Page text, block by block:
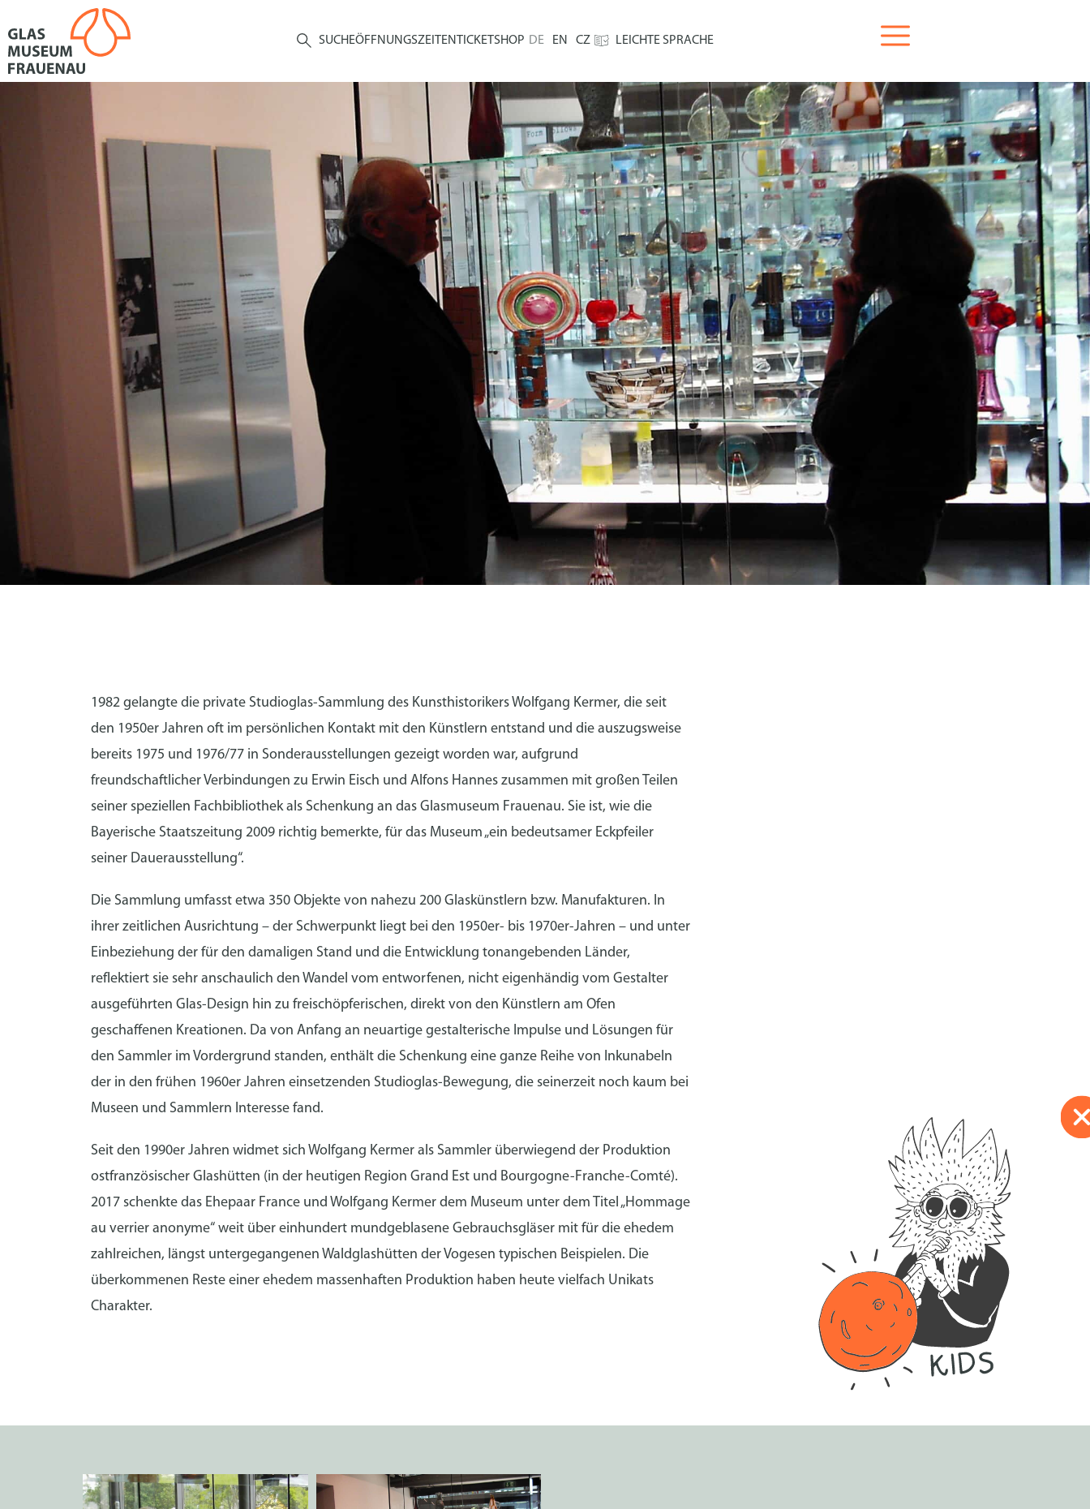
SUCHEÖFFNUNGSZEITENTICKETSHOP DE EN CZ LEICHTE SPRACHE
1982 gelangte die private Studioglas-Sammlung des Kunsthistorikers Wolfgang Kermer, die seit
den 1950er Jahren oft im persönlichen Kontakt mit den Künstlern entstand und die auszugsweise
bereits 1975 und 1976/77 in Sonderausstellungen gezeigt worden war, aufgrund
freundschaftlicher Verbindungen zu Erwin Eisch und Alfons Hannes zusammen mit großen Teilen
seiner speziellen Fachbibliothek als Schenkung an das Glasmuseum Frauenau. Sie ist, wie die
Bayerische Staatszeitung 2009 richtig bemerkte, für das Museum „ein bedeutsamer Eckpfeiler
seiner Dauerausstellung“.
Die Sammlung umfasst etwa 350 Objekte von nahezu 200 Glaskünstlern bzw. Manufakturen. In
ihrer zeitlichen Ausrichtung – der Schwerpunkt liegt bei den 1950er- bis 1970er-Jahren – und unter
Einbeziehung der für den damaligen Stand und die Entwicklung tonangebenden Länder,
reflektiert sie sehr anschaulich den Wandel vom entworfenen, nicht eigenhändig vom Gestalter
ausgeführten Glas-Design hin zu freischöpferischen, direkt von den Künstlern am Ofen
geschaffenen Kreationen. Da von Anfang an neuartige gestalterische Impulse und Lösungen für
den Sammler im Vordergrund standen, enthält die Schenkung eine ganze Reihe von Inkunabeln
der in den frühen 1960er Jahren einsetzenden Studioglas-Bewegung, die seinerzeit noch kaum bei
Museen und Sammlern Interesse fand.
Seit den 1990er Jahren widmet sich Wolfgang Kermer als Sammler überwiegend der Produktion
ostfranzösischer Glashütten (in der heutigen Region Grand Est und Bourgogne-Franche-Comté).
2017 schenkte das Ehepaar France und Wolfgang Kermer dem Museum unter dem Titel „Hommage
au verrier anonyme“ weit über einhundert mundgeblasene Gebrauchsgläser mit für die ehedem
zahlreichen, längst untergegangenen Waldglashütten der Vogesen typischen Beispielen. Die
überkommenen Reste einer ehedem massenhaften Produktion haben heute vielfach Unikats
Charakter.